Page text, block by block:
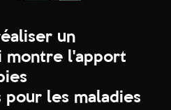
un
montre l'apport
les maladies